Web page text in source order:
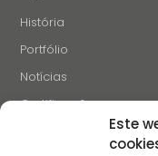
Este
História
Portfólio
Notícias
Certificações